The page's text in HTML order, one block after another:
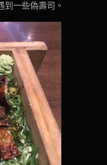
一些偽壽司。